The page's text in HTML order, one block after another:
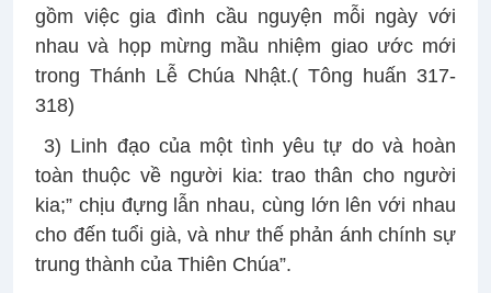
gồm việc gia đình cầu nguyện mỗi ngày với
nhau và họp mừng mầu nhiệm giao ước mới
trong Thánh Lễ Chúa Nhật.( Tông huấn 317-
318)
3) Linh đạo của một tình yêu tự do và hoàn
toàn thuộc về người kia: trao thân cho người
kia;” chịu đựng lẫn nhau, cùng lớn lên với nhau
cho đến tuổi già, và như thế phản ánh chính sự
trung thành của Thiên Chúa”.